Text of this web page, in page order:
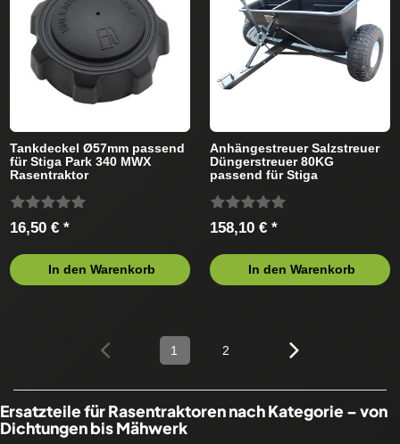
Tankdeckel Ø57mm passend
für Stiga Park 340 MWX
Rasentraktor
16,50 € *
In den Warenkorb
Anhängestreuer Salzstreuer
Düngerstreuer 80KG
passend für Stiga
158,10 € *
In den Warenkorb
1 2
Ersatzteile für Rasentraktoren nach Kategorie – von
Dichtungen bis Mähwerk